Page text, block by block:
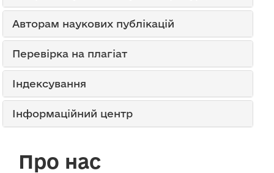
Авторам наукових публікацій
Перевірка на плагіат
Індексування
Інформаційний центр
Про нас